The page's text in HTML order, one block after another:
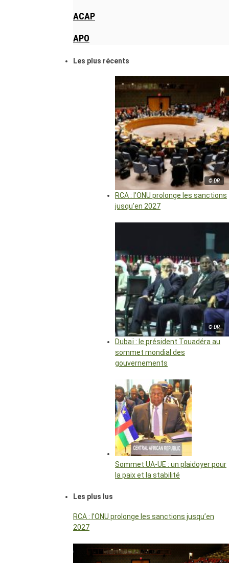
ACAP
APO
Les plus récents
© DR
RCA : l’ONU prolonge les sanctions
jusqu’en 2027
© DR
Dubaï : le président Touadéra au
sommet mondial des
gouvernements
Sommet UA-UE : un plaidoyer pour
la paix et la stabilité
Les plus lus
RCA : l’ONU prolonge les sanctions jusqu’en
2027